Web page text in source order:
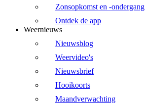
Zonsopkomst en -ondergang
Ontdek de app
Weernieuws
Nieuwsblog
Weervideo's
Nieuwsbrief
Hooikoorts
Maandverwachting